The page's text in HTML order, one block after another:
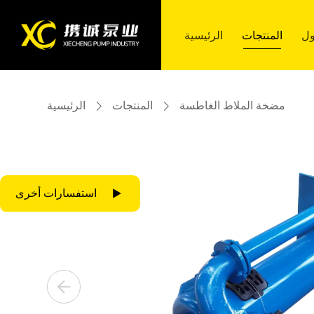
الرئيسية المنتجات
المنتجات
الحلول
ذكية
الخدمات
عنّا
اتصل بنا
الرئيسية المنتجات
المنتجات
الحلول
ذكية
الخدمات
عنّا
اتصل بنا
استفسارات أخرى
مضخة متعددة المراحل
الرئيسية المنتجات مضخة الملاط الغاطسة